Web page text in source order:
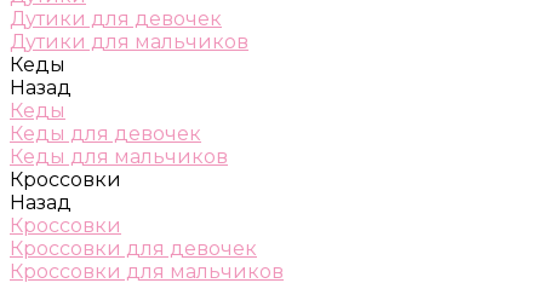
Дутики для девочек
Дутики для мальчиков
Кеды
Назад
Кеды
Кеды для девочек
Кеды для мальчиков
Кроссовки
Назад
Кроссовки
Кроссовки для девочек
Кроссовки для мальчиков